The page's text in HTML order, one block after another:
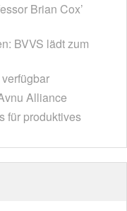
Brian Cox’
BVVS lädt zum
Alliance
für produktives